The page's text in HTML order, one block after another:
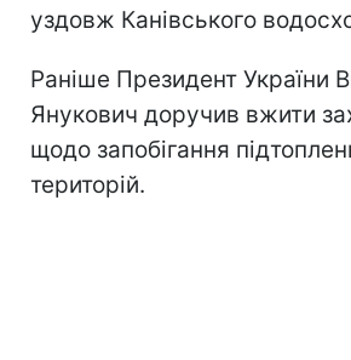
уздовж Канівського
Раніше Президент України
Янукович доручив вжити
щодо запобігання
територій.